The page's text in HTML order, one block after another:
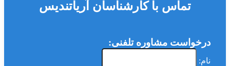
تماس با کارشناسان آریاتندیس
درخواست مشاوره تلفنی:
نام: